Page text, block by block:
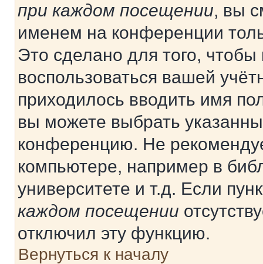
при каждом посещении, вы
именем на конференции
Это сделано для того, чтобы
воспользоваться вашей
приходилось вводить имя
вы можете выбрать
конференцию. Не
компьютере, например в
университете и т.д. Если
каждом посещении
отключил эту функцию.
Вернуться к началу